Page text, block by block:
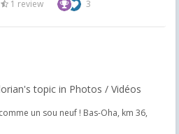
1 review 3
topic in Photos / Vidéos
un sou neuf ! Bas-Oha, km 36,